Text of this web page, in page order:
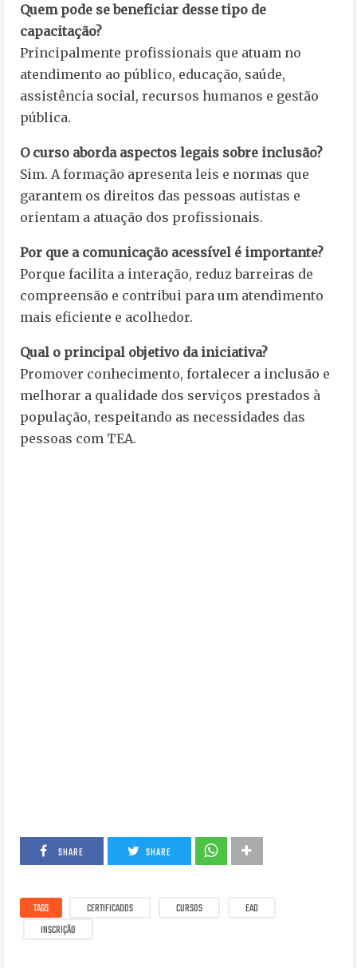
Quem pode se beneficiar desse tipo de
capacitação?
Principalmente profissionais que atuam no
atendimento ao público, educação, saúde,
assistência social, recursos humanos e gestão
pública.
O curso aborda aspectos legais sobre inclusão?
Sim. A formação apresenta leis e normas que
garantem os direitos das pessoas autistas e
orientam a atuação dos profissionais.
Por que a comunicação acessível é importante?
Porque facilita a interação, reduz barreiras de
compreensão e contribui para um atendimento
mais eficiente e acolhedor.
Qual o principal objetivo da iniciativa?
Promover conhecimento, fortalecer a inclusão e
melhorar a qualidade dos serviços prestados à
população, respeitando as necessidades das
pessoas com TEA.
SHARE SHARE
TAGS CERTIFICADOS CURSOS
EAD
INSCRIÇÃO